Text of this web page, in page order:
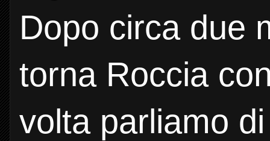
Dopo circa due
torna Roccia
volta parliamo di